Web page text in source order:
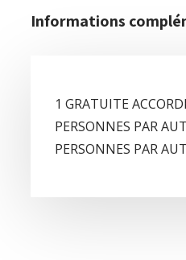
Informations
1 GRATUITE
PERSONNES PAR
PERSONNES PAR